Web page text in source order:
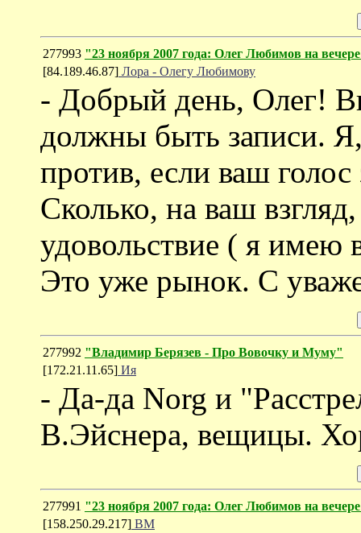
277993 "23 ноября 2007 года: Олег Любимов на
[84.189.46.87] Лора - Олегу Любимову
- Добрый день, Олег!
должны быть записи.
против, если ваш
Сколько, на ваш
удовольствие ( я имею
Это уже рынок. С
277992 "Владимир Берязев - Про Вовочку и Муму"
[172.21.11.65] Ия
- Да-да Norg и
В.Эйснера, вещицы.
277991 "23 ноября 2007 года: Олег Любимов на
[158.250.29.217] ВМ